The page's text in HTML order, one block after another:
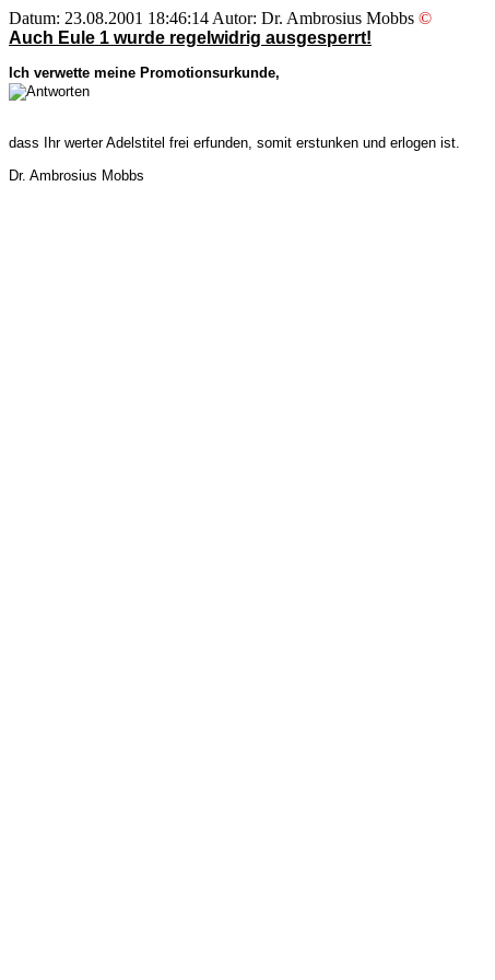
Datum: 23.08.2001 18:46:14 Autor: Dr. Ambrosius Mobbs ©
Auch Eule 1 wurde regelwidrig ausgesperrt!
Ich verwette meine Promotionsurkunde,
dass Ihr werter Adelstitel frei erfunden, somit erstunken und erlogen ist.
Dr. Ambrosius Mobbs